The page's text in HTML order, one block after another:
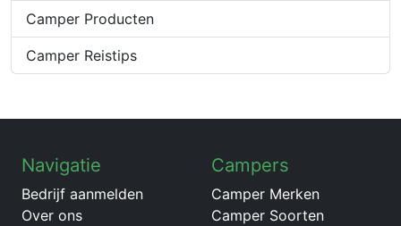
Camper Producten
Camper Reistips
Navigatie
Bedrijf aanmelden
Over ons
Campers
Camper Merken
Camper Soorten